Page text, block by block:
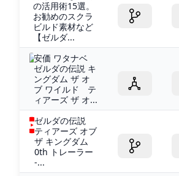
の活用術15選。
お勧めのスクラ
ビルド素材など
【ゼルダ...
安価 ワタナベ
ゼルダの伝説 キ
ングダム ザ オ
ブ ワイルド テ
ィアーズ ザ オ...
ゼルダの伝説
ティアーズ オブ
ザ キングダム
0th トレーラー
-...